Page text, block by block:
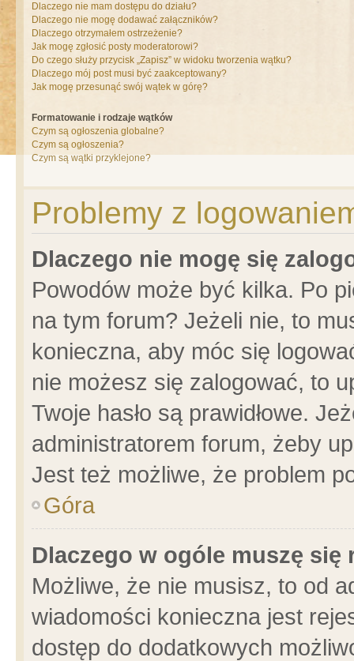
Dlaczego nie mam dostępu do działu?
Dlaczego nie mogę dodawać załączników?
Dlaczego otrzymałem ostrzeżenie?
Jak mogę zgłosić posty moderatorowi?
Do czego służy przycisk „Zapisz” w widoku tworzenia wątku?
Dlaczego mój post musi być zaakceptowany?
Jak mogę przesunąć swój wątek w górę?
Formatowanie i rodzaje wątków
Czym są ogłoszenia globalne?
Czym są ogłoszenia?
Czym są wątki przyklejone?
Problemy z
Dlaczego nie mogę się
Powodów może być kilka. Po
na tym forum? Jeżeli nie, to
konieczna, aby móc się
nie możesz się zalogować, to
Twoje hasło są prawidłowe.
administratorem forum, żeby
Jest też możliwe, że problem
Góra
Dlaczego w ogóle muszę się
Możliwe, że nie musisz, to od
wiadomości konieczna jest
dostęp do dodatkowych